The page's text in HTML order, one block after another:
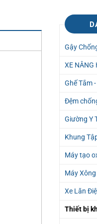
Gậy
XE NÂNG
Ghế Tắm
Đệm
Giường Y
Khung
Máy tạo
Máy
Xe Lăn
Thiết bị